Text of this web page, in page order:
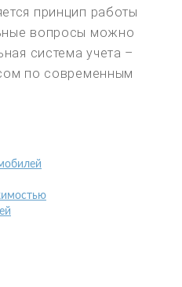
принцип работы
вопросы можно
система учета –
по современным